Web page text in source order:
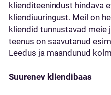
klienditeenindust hindava
kliendiuuringust. Meil on
kliendid tunnustavad meie
teenus on saavutanud
Leedus ja maandunud
Suurenev kliendibaas